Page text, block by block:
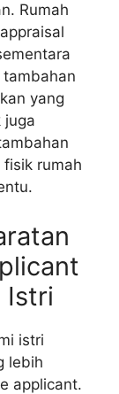
Rumah
yang
juga
rumah
Istri
istri
lebih
applicant.